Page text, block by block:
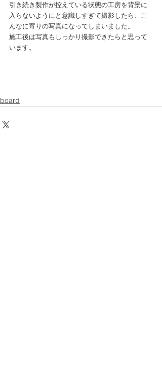
引き続き製作が控えている状態の工房を背景に
入らないようにと意識しすぎて撮影したら、こ
んなに寄りの写真になってしまいました。
施工後は写真もしっかり撮影できたらと思って
います。
board